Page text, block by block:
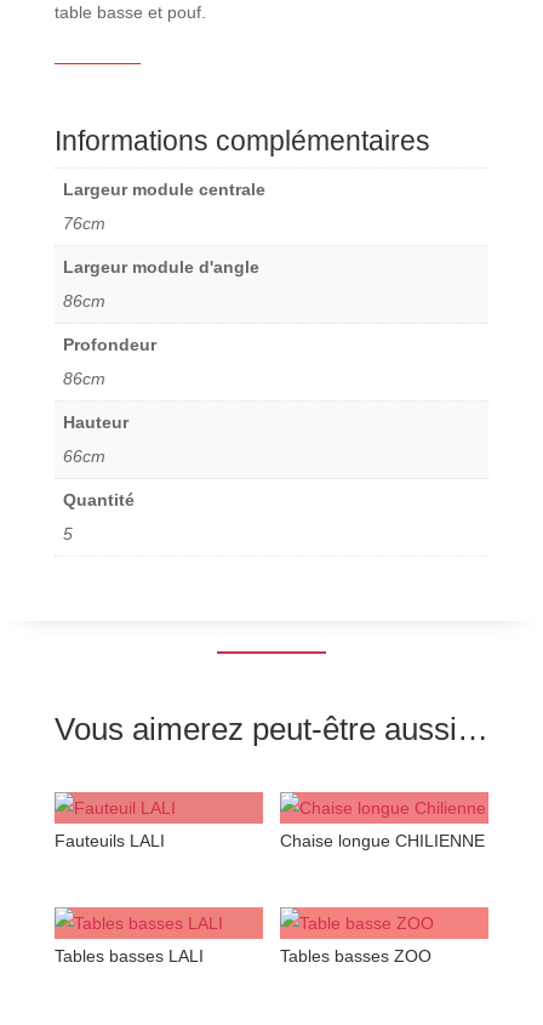
table basse et pouf.
Informations complémentaires
Largeur module centrale
76cm
Largeur module d'angle
86cm
Profondeur
86cm
Hauteur
66cm
Quantité
5
Vous aimerez peut-être aussi…
Fauteuils LALI Chaise longue CHILIENNE
Tables basses LALI Tables basses ZOO